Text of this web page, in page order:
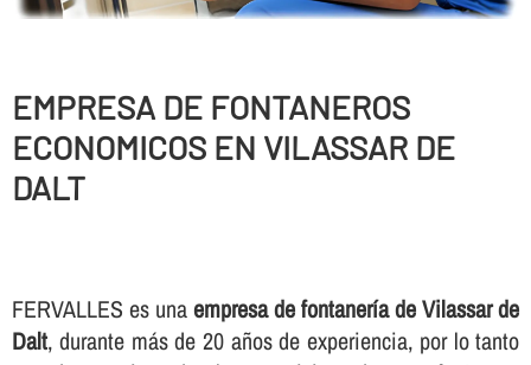
EMPRESA DE FONTANEROS
ECONOMICOS EN VILASSAR DE
DALT
FERVALLES es unaempresa de fontanerí­a de Vilassar de
Dalt, durante más de 20 años de experiencia, por lo tanto